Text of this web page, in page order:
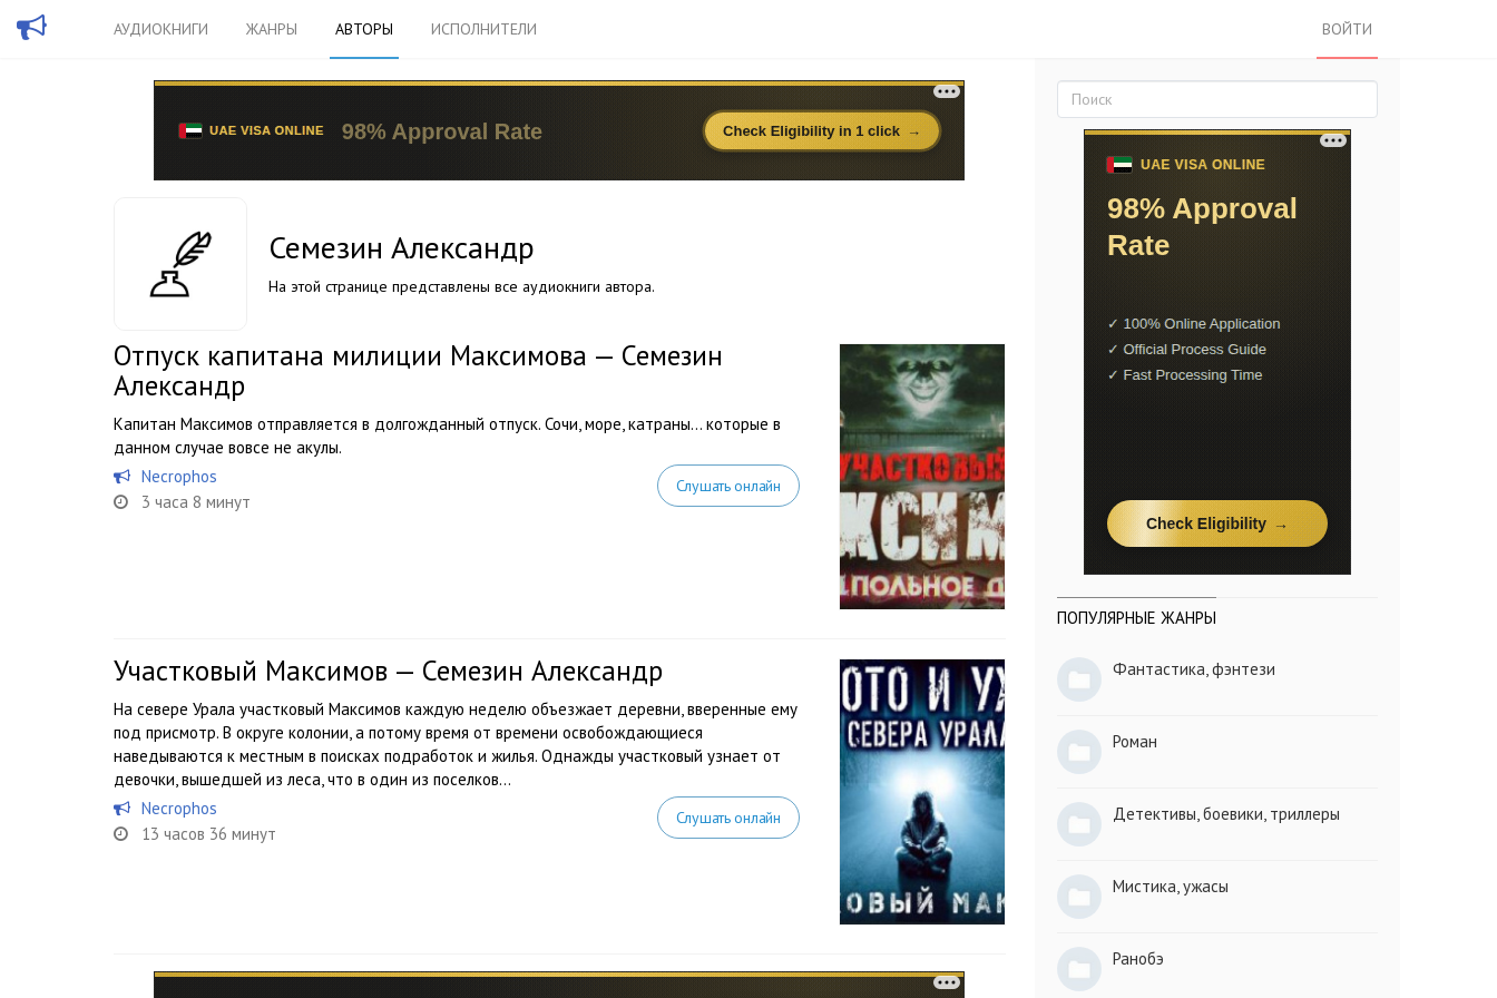
АУДИОКНИГИ ЖАНРЫ АВТОРЫ ИСПОЛНИТЕЛИ ВОЙТИ
Семезин Александр
На этой странице представлены все аудиокниги автора.
Отпуск капитана милиции Максимова — Семезин
Александр
Капитан Максимов отправляется в долгожданный отпуск. Сочи, море, катраны… которые в
данном случае вовсе не акулы.
Necrophos
3 часа 8 минут
Слушать онлайн
Участковый Максимов — Семезин Александр
На севере Урала участковый Максимов каждую неделю объезжает деревни, вверенные ему
под присмотр. В округе колонии, а потому время от времени освобождающиеся
наведываются к местным в поисках подработок и жилья. Однажды участковый узнает от
девочки, вышедшей из леса, что в один из поселков...
Necrophos
13 часов 36 минут
Слушать онлайн
ПОПУЛЯРНЫЕ ЖАНРЫ
Фантастика, фэнтези
Роман
Детективы, боевики, триллеры
Мистика, ужасы
Ранобэ